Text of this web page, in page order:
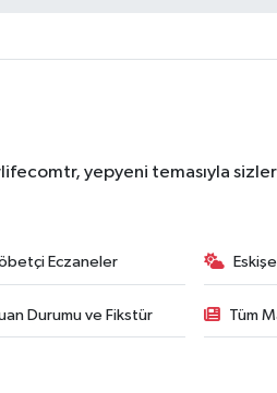
yepyeni temasıyla
Eczaneler
Durumu ve Fikstür Tüm